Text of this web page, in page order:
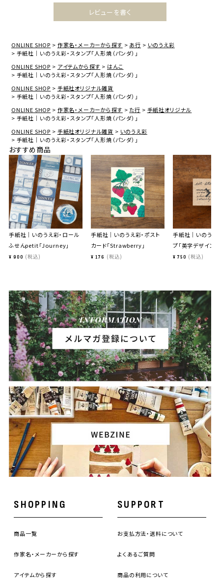
レビューを書く
ONLINE SHOP 作家名・メーカーから探す あ行
いのうえ彩
手紙社｜いのうえ彩・スタンプ「人形焼（パンダ）」
ONLINE SHOP
アイテムから探す
はんこ
手紙社｜いのうえ彩・スタンプ「人形焼（パンダ）」
ONLINE SHOP
手紙社オリジナル雑貨
手紙社｜いのうえ彩・スタンプ「人形焼（パンダ）」
ONLINE SHOP
作家名・メーカーから探す た行
手紙社オリジナル
手紙社｜いのうえ彩・スタンプ「人形焼（パンダ）」
ONLINE SHOP
手紙社オリジナル雑貨
いのうえ彩
手紙社｜いのうえ彩・スタンプ「人形焼（パンダ）」
おすすめ商品
手紙社｜いのうえ彩・ロール
ふせんpetit「Journey」
¥ 900 税込
手紙社｜いのうえ彩・ポスト
カード「Strawberry」
¥ 176 税込
手紙社｜いのうえ
プ「英字デザイン」
¥ 750 税込
SHOPPING
商品一覧
作家名・メーカーから探す
アイテムから探す
SUPPORT
お支払方法・送料について
よくあるご質問
商品の利用について